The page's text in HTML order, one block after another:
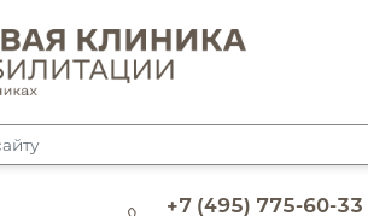
+7 (495) 775-60-33